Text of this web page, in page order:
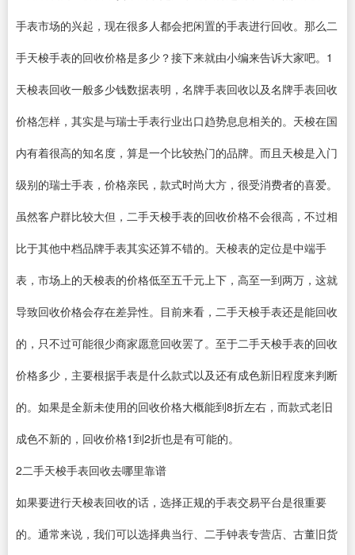
手表市场的兴起，现在很多人都会把闲置的手表进行回收。那么二
手天梭手表的回收价格是多少？接下来就由小编来告诉大家吧。1
天梭表回收一般多少钱数据表明，名牌手表回收以及名牌手表回收
价格怎样，其实是与瑞士手表行业出口趋势息息相关的。天梭在国
内有着很高的知名度，算是一个比较热门的品牌。而且天梭是入门
级别的瑞士手表，价格亲民，款式时尚大方，很受消费者的喜爱。
虽然客户群比较大但，二手天梭手表的回收价格不会很高，不过相
比于其他中档品牌手表其实还算不错的。天梭表的定位是中端手
表，市场上的天梭表的价格低至五千元上下，高至一到两万，这就
导致回收价格会存在差异性。目前来看，二手天梭手表还是能回收
的，只不过可能很少商家愿意回收罢了。至于二手天梭手表的回收
价格多少，主要根据手表是什么款式以及还有成色新旧程度来判断
的。如果是全新未使用的回收价格大概能到8折左右，而款式老旧
成色不新的，回收价格1到2折也是有可能的。
2二手天梭手表回收去哪里靠谱
如果要进行天梭表回收的话，选择正规的手表交易平台是很重要
的。通常来说，我们可以选择典当行、二手钟表专营店、古董旧货